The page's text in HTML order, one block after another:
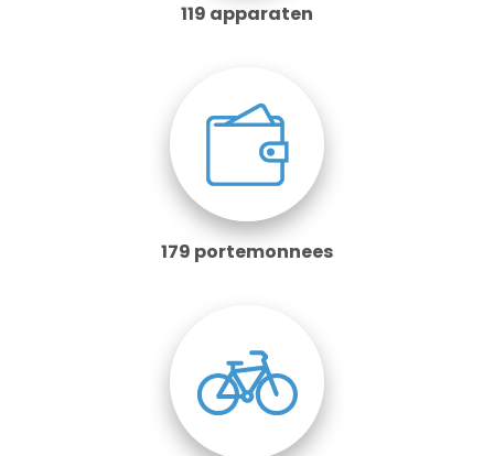
119 apparaten
179 portemonnees